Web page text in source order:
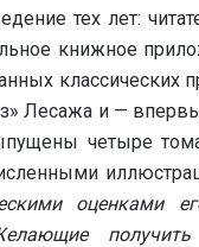
тех лет:
книжное
классических
Лесажа и —
четыре
оценками